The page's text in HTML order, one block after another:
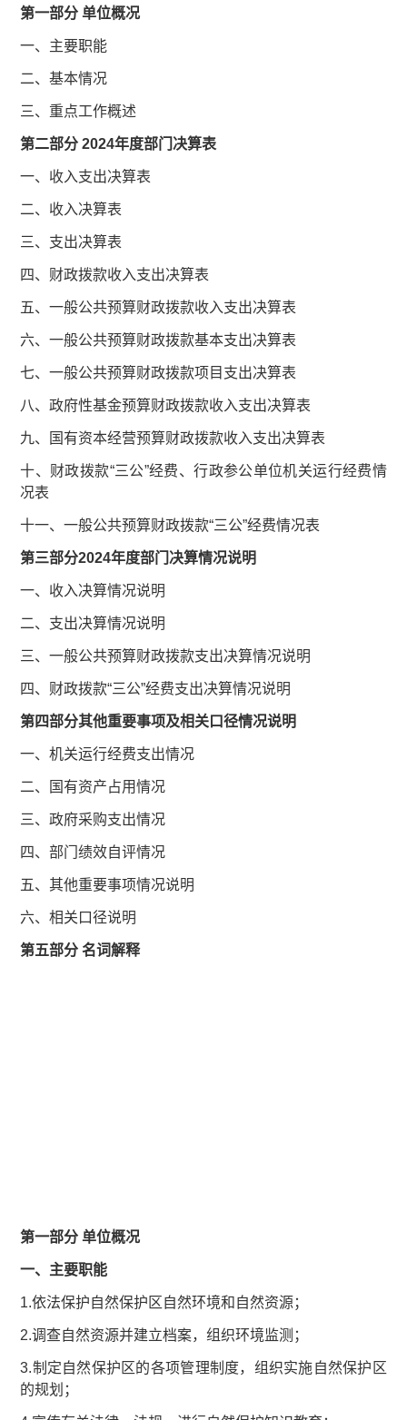
第一部分 单位概况
一、主要职能
二、基本情况
三、重点工作概述
第二部分 2024年度部门决算表
一、收入支出决算表
二、收入决算表
三、支出决算表
四、财政拨款收入支出决算表
五、一般公共预算财政拨款收入支出决算表
六、一般公共预算财政拨款基本支出决算表
七、一般公共预算财政拨款项目支出决算表
八、政府性基金预算财政拨款收入支出决算表
九、国有资本经营预算财政拨款收入支出决算表
十、财政拨款“三公”经费、行政参公单位机关运行经费情
况表
十一、一般公共预算财政拨款“三公”经费情况表
第三部分2024年度部门决算情况说明
一、收入决算情况说明
二、支出决算情况说明
三、一般公共预算财政拨款支出决算情况说明
四、财政拨款“三公”经费支出决算情况说明
第四部分其他重要事项及相关口径情况说明
一、机关运行经费支出情况
二、国有资产占用情况
三、政府采购支出情况
四、部门绩效自评情况
五、其他重要事项情况说明
六、相关口径说明
第五部分 名词解释
第一部分 单位概况
一、主要职能
1.依法保护自然保护区自然环境和自然资源；
2.调查自然资源并建立档案，组织环境监测；
3.制定自然保护区的各项管理制度，组织实施自然保护区
的规划；